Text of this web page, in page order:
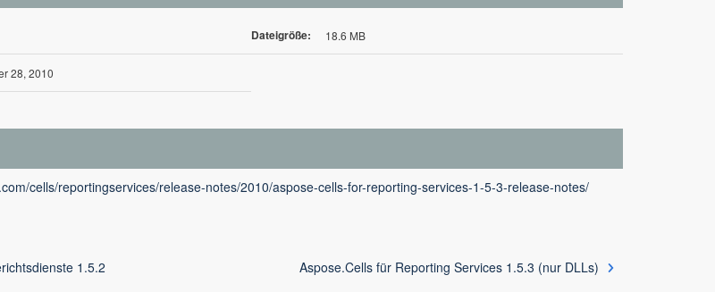
Dateigröße: 18.6 MB
28, 2010
cells/reportingservices/release-notes/2010/aspose-cells-for-reporting-services-1-5-3-release-notes/
1.5.2 Aspose.Cells für Reporting Services 1.5.3 (nur DLLs)